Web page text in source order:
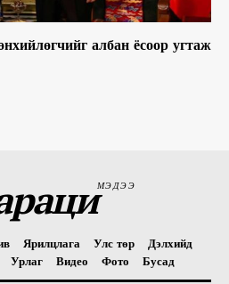
албан ёсоор угтаж
МЭДЭЭ
Ярилцлага Улс төр
Дэлхийд
Урлаг Видео Фото Бусад